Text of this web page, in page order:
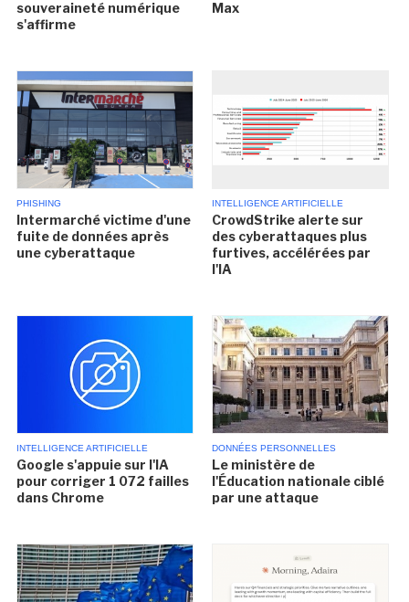
souveraineté numérique
s'affirme
Max
PHISHING
Intermarché victime d'une
fuite de données après
une cyberattaque
INTELLIGENCE ARTIFICIELLE
CrowdStrike alerte sur
des cyberattaques plus
furtives, accélérées par
l'IA
INTELLIGENCE ARTIFICIELLE
Google s'appuie sur l'IA
pour corriger 1 072 failles
dans Chrome
DONNÉES PERSONNELLES
Le ministère de
l'Éducation nationale ciblé
par une attaque